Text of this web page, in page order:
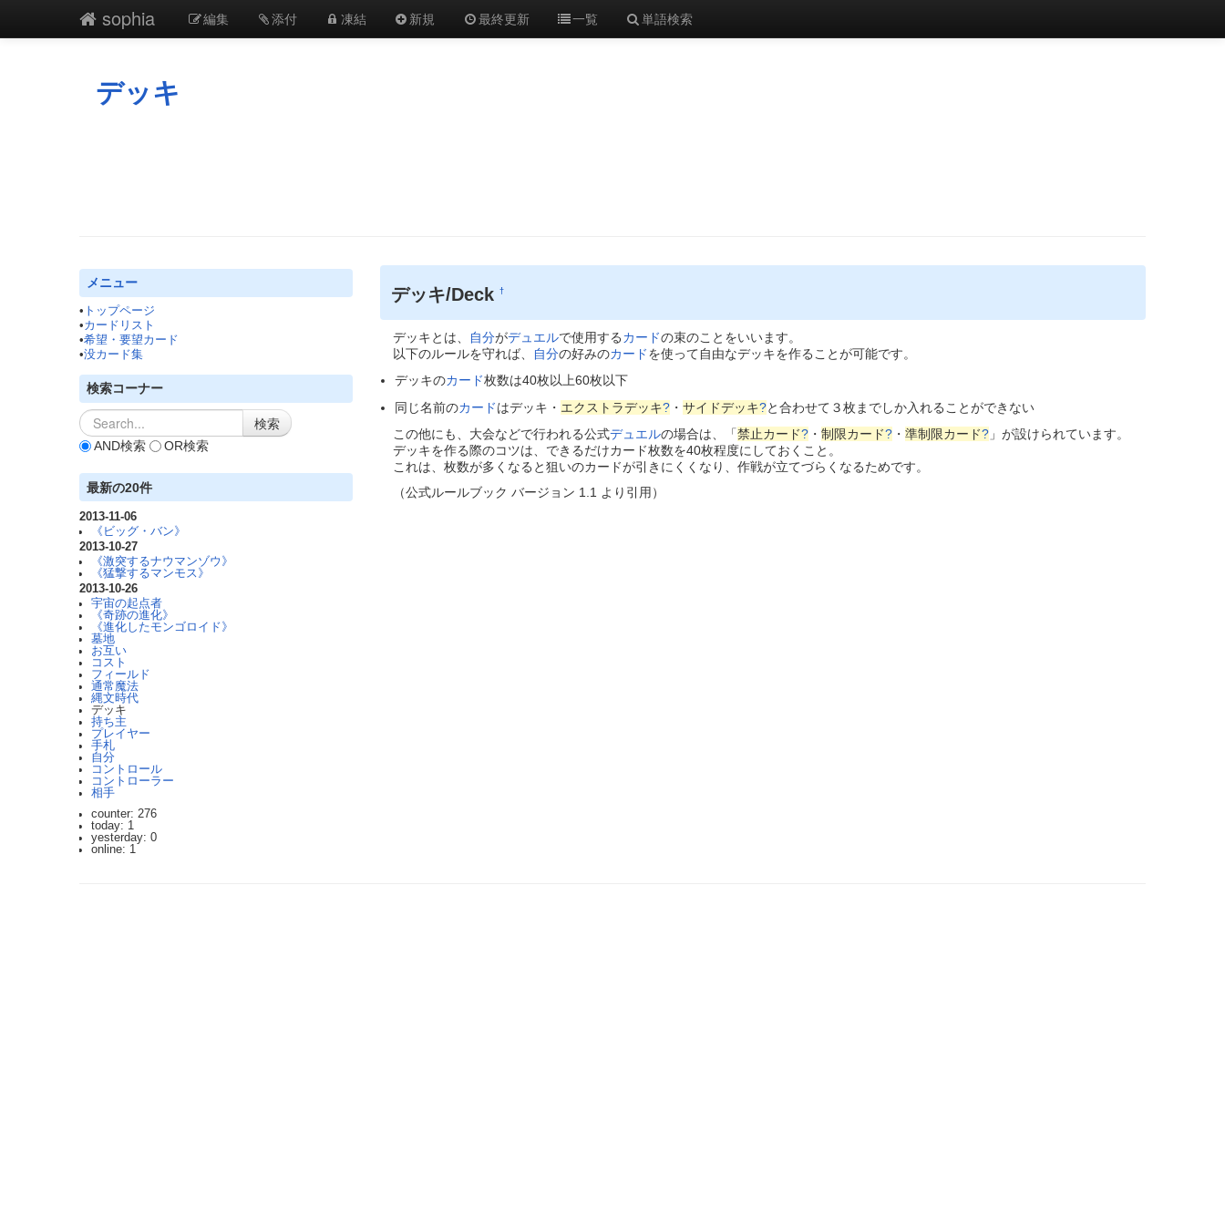
sophia 編集 添付 凍結 新規 最終更新 一覧 単語検索
デッキ
メニュー
• トップページ
•カードリスト
•希望・要望カード
•没カード集
検索コーナー
AND検索 OR検索
最新の20件
2013-11-06
《ビッグ・バン》
2013-10-27
《激突するナウマンゾウ》
《猛撃するマンモス》
2013-10-26
宇宙の起点者
《奇跡の進化》
《進化したモンゴロイド》
墓地
お互い
コスト
フィールド
通常魔法
縄文時代
デッキ
持ち主
プレイヤー
手札
自分
コントロール
コントローラー
相手
counter: 276
today: 1
yesterday: 0
online: 1
デッキ/Deck†
デッキとは、 自分がデュエルで使用するカードの束のことをいいます。
以下のルールを守れば、
自分の好みのカードを使って自由なデッキを作ることが可能です。
デッキのカード枚数は40枚以上60枚以下
同じ名前のカードはデッキ・ エクストラデッキ? ・ サイドデッキ?と合わせて３枚までしか入れることができない
この他にも、大会などで行われる公式デュエルの場合は、「禁止カード? ・ 制限カード? ・ 準制限カード? 」が設けられています。
デッキを作る際のコツは、できるだけカード枚数を40枚程度にしておくこと。
これは、枚数が多くなると狙いのカードが引きにくくなり、作戦が立てづらくなるためです。
（公式ルールブック バージョン 1.1 より引用）